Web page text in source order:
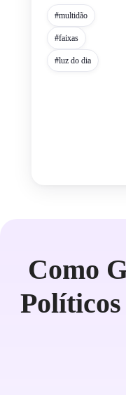
#multidão
#faixas
#luz do dia
Como